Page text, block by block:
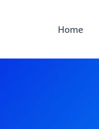
Home